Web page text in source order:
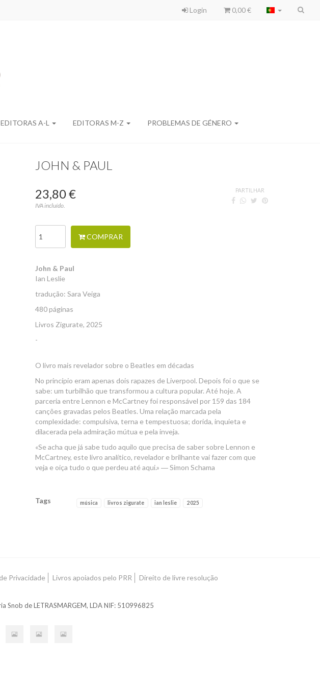
Login 0,00 €
EDITORAS A-L EDITORAS M-Z PROBLEMAS DE GÉNERO
JOHN & PAUL
23,80 €
IVA incluído.
PARTILHAR
COMPRAR
John & Paul
Ian Leslie
tradução: Sara Veiga
480 páginas
Livros Zigurate, 2025
-
O livro mais revelador sobre o Beatles em décadas
No princípio eram apenas dois rapazes de Liverpool. Depois foi o que se
sabe: um turbilhão que transformou a cultura popular. Até hoje. A
parceria entre Lennon e McCartney foi responsável por 159 das 184
canções gravadas pelos Beatles. Uma relação marcada pela
complexidade: compulsiva, terna e tempestuosa; dorida, inquieta e
dilacerada pela admiração mútua e pela inveja.
«Se acha que já sabe tudo aquilo que precisa de saber sobre Lennon e
McCartney, este livro analítico, revelador e brilhante vai fazer com que
veja e oiça tudo o que perdeu até aqui.» ― Simon Schama
Tags música livros zigurate ian leslie 2025
Privacidade Livros apoiados pelo PRR Direito de livre resolução
Snob de LETRASMARGEM, LDA NIF: 510996825